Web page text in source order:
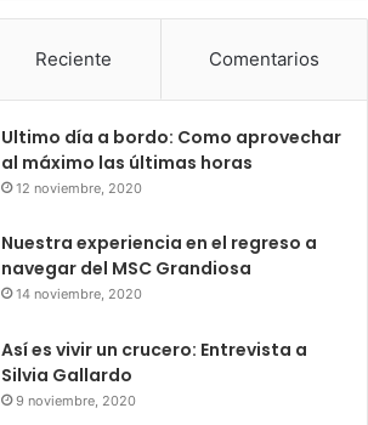
Reciente Comentarios
Ultimo día a bordo: Como aprovechar
al máximo las últimas horas
12 noviembre, 2020
Nuestra experiencia en el regreso a
navegar del MSC Grandiosa
14 noviembre, 2020
Así es vivir un crucero: Entrevista a
Silvia Gallardo
9 noviembre, 2020